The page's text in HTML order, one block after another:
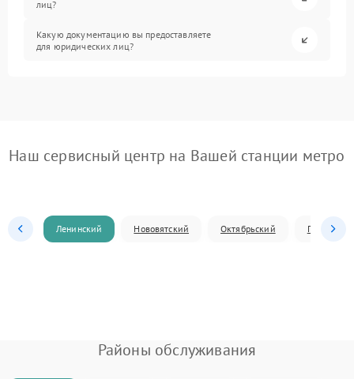
лиц?
Какую документацию вы предоставляете
для юридических лиц?
Наш сервисный центр на Вашей станции метро
Ленинский Нововятский Октябрьский
Районы обслуживания